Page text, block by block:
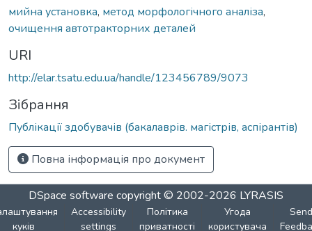
мийна установка, метод морфологічного аналіза,
очищення автотракторних деталей
URI
http://elar.tsatu.edu.ua/handle/123456789/9073
Зібрання
Публікації здобувачів (бакалаврів. магістрів, аспірантів)
Повна інформація про документ
DSpace software copyright © 2002-2026 LYRASIS
куків
Accessibility
settings
Політика
приватності
Угода
користувача
Send